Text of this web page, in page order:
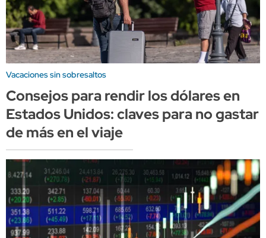
Vacaciones sin sobresaltos
Consejos para rendir los dólares en
Estados Unidos: claves para no gastar
de más en el viaje